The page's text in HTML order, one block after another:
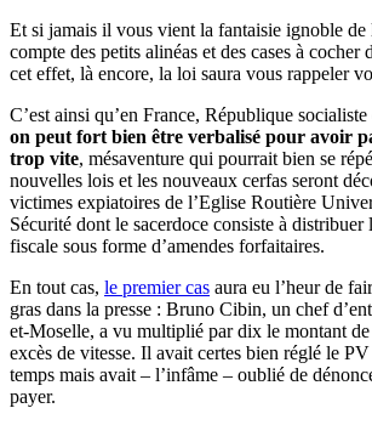
Et si jamais il vous vient la fantaisie ignoble de
compte des petits alinéas et des cases à cocher
cet effet, là encore, la loi saura vous rappeler
C’est ainsi qu’en France, République
on peut fort bien être verbalisé pour avoir
trop vite, mésaventure qui pourrait bien se
nouvelles lois et les nouveaux cerfas seront
victimes expiatoires de l’Eglise Routière
Sécurité dont le sacerdoce consiste à distribuer
fiscale sous forme d’amendes forfaitaires.
En tout cas, le premier cas aura eu l’heur de
gras dans la presse : Bruno Cibin, un chef
et-Moselle, a vu multiplié par dix le montant
excès de vitesse. Il avait certes bien réglé le
temps mais avait – l’infâme – oublié de
payer.